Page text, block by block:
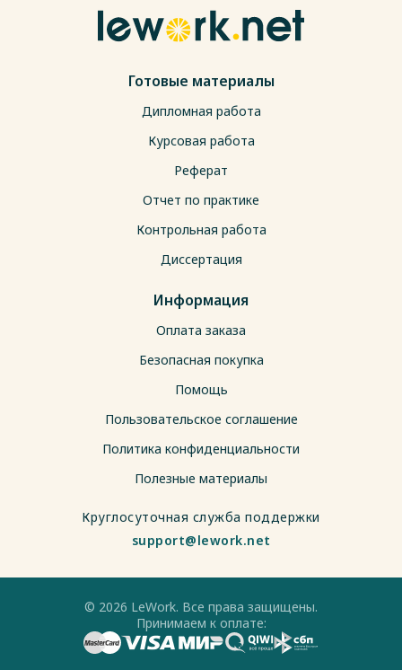
Готовые материалы
Дипломная работа
Курсовая работа
Реферат
Отчет по практике
Контрольная работа
Диссертация
Информация
Оплата заказа
Безопасная покупка
Помощь
Пользовательское соглашение
Политика конфиденциальности
Полезные материалы
Круглосуточная служба поддержки
support@lework.net
© 2026 LeWork. Все права защищены.
Принимаем к оплате: